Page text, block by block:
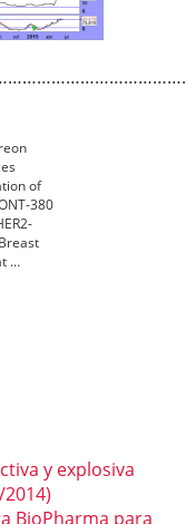
of
380
…
y explosiva
BioPharma para